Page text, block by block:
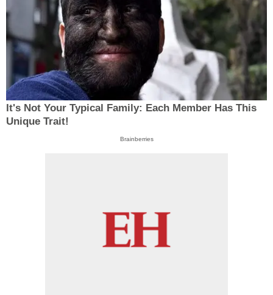
It's Not Your Typical Family: Each Member Has This
Unique Trait!
Brainberries